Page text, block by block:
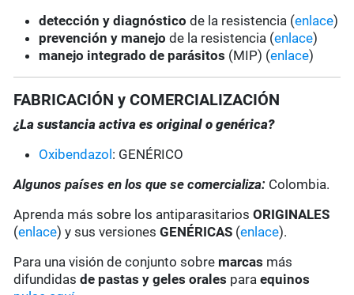
detección y diagnóstico de la resistencia (enlace)
prevención y manejo de la resistencia (enlace)
manejo integrado de parásitos (MIP) (enlace)
FABRICACIÓN y COMERCIALIZACIÓN
¿La sustancia activa es original o genérica?
Oxibendazol : GENÉRICO
Algunos países en los que se comercializa: Colombia.
Aprenda más sobre los antiparasitariosORIGINALES
(enlace) y sus versionesGENÉRICAS (enlace).
Para una visión de conjunto sobre marcas más
difundidas de pastas y geles orales paraequinos